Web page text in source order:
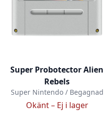
Super Probotector Alien
Rebels
Super Nintendo / Begagnad
Okänt – Ej i lager